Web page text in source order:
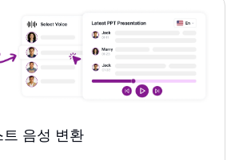
트 음성 변환